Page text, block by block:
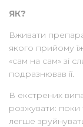
ЯК?
Вживати
якого прийому
«сам на сам» зі
подразнював її.
В екстрених
розжувати:
легше